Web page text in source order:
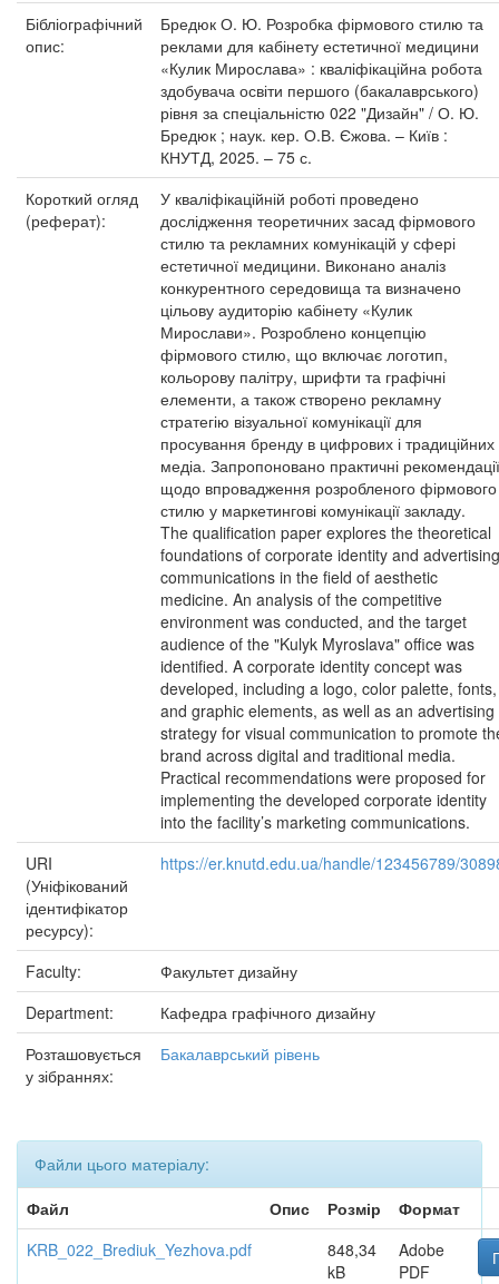
Бібліографічний
опис:
Бредюк О. Ю. Розробка фірмового стилю та
реклами для кабінету естетичної медицини
«Кулик Мирослава» : кваліфікаційна робота
здобувача освіти першого (бакалаврського)
рівня за спеціальністю 022 "Дизайн" / О. Ю.
Бредюк ; наук. кер. О.В. Єжова. – Київ :
КНУТД, 2025. – 75 с.
Короткий огляд
(реферат):
У кваліфікаційній роботі проведено
дослідження теоретичних засад фірмового
стилю та рекламних комунікацій у сфері
естетичної медицини. Виконано аналіз
конкурентного середовища та визначено
цільову аудиторію кабінету «Кулик
Мирослави». Розроблено концепцію
фірмового стилю, що включає логотип,
кольорову палітру, шрифти та графічні
елементи, а також створено рекламну
стратегію візуальної комунікації для
просування бренду в цифрових і традиційних
медіа. Запропоновано практичні рекомендації
щодо впровадження розробленого фірмового
стилю у маркетингові комунікації закладу.
The qualification paper explores the theoretical
foundations of corporate identity and advertising
communications in the field of aesthetic
medicine. An analysis of the competitive
environment was conducted, and the target
audience of the "Kulyk Myroslava" office was
identified. A corporate identity concept was
developed, including a logo, color palette, fonts,
and graphic elements, as well as an advertising
strategy for visual communication to promote
brand across digital and traditional media.
Practical recommendations were proposed for
implementing the developed corporate identity
into the facility’s marketing communications.
URI
(Уніфікований
ідентифікатор
ресурсу):
https://er.knutd.edu.ua/handle/123456789/
Faculty:
Факультет дизайну
Department:
Кафедра графічного дизайну
Розташовується
у зібраннях:
Бакалаврський рівень
Файли цього матеріалу:
Файл
Опис Розмір
Формат
KRB_022_Brediuk_Yezhova.pdf
848,34
kB
Adobe
PDF